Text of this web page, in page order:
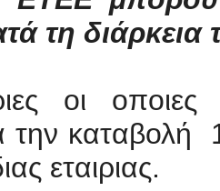
τη
οι
την καταβολή
εταιριας.